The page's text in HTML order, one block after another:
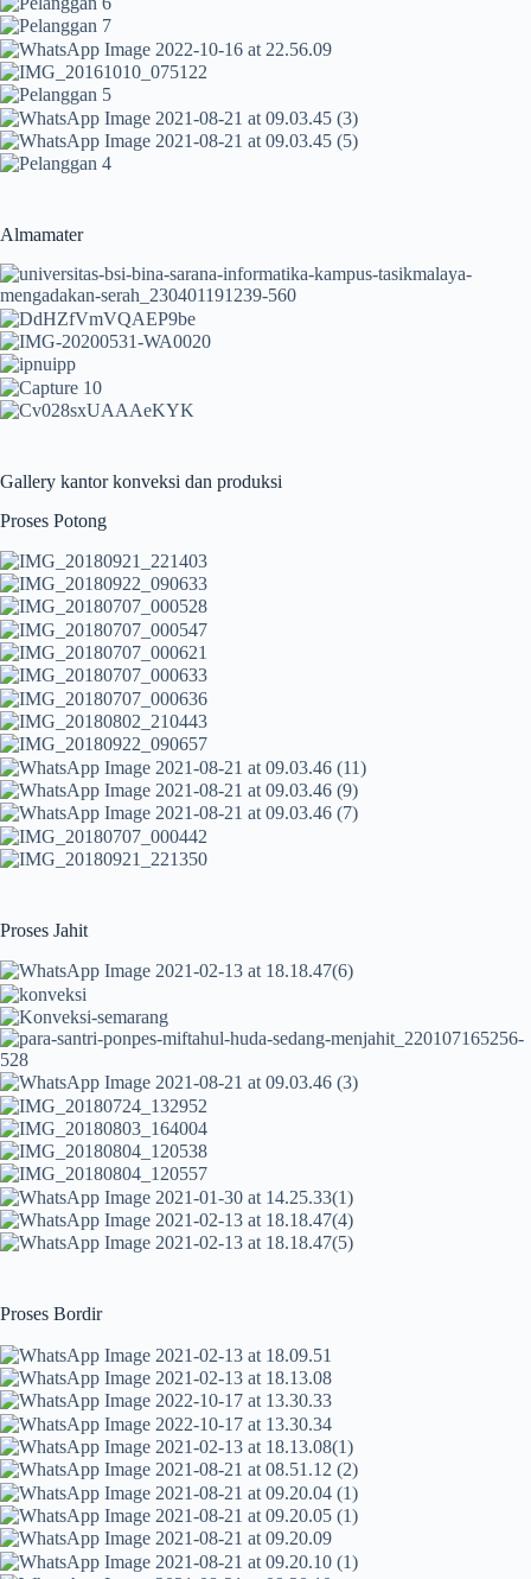
Almamater
Gallery kantor konveksi dan produksi
Proses Potong
Proses Jahit
Proses Bordir